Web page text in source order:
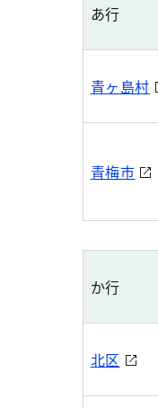
あ行
青ヶ島村
青梅市
か行
北区